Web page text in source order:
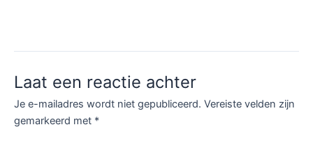
Laat een reactie achter
Je e-mailadres wordt niet gepubliceerd. Vereiste velden zijn
gemarkeerd met *